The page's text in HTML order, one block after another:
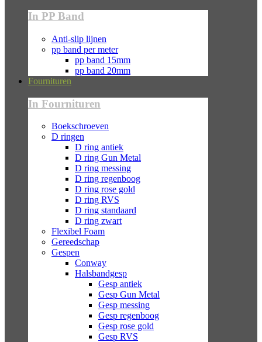
In PP Band
Anti-slip lijnen
pp band per meter
pp band 15mm
pp band 20mm
Fournituren
In Fournituren
Boekschroeven
D ringen
D ring antiek
D ring Gun Metal
D ring messing
D ring regenboog
D ring rose gold
D ring RVS
D ring standaard
D ring zwart
Flexibel Foam
Gereedschap
Gespen
Conway
Halsbandgesp
Gesp antiek
Gesp Gun Metal
Gesp messing
Gesp regenboog
Gesp rose gold
Gesp RVS